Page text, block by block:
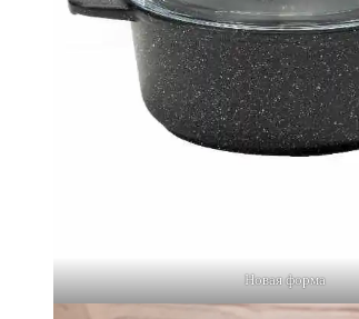
Новая форма